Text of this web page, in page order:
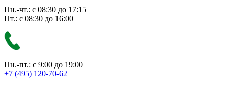
Пн.-чт.: с 08:30 до 17:15
Пт.: с 08:30 до 16:00
Пн.-пт.: с 9:00 до 19:00
+7 (495) 120-70-62